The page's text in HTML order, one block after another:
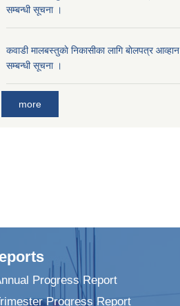
सम्बन्धी सूचना ।
कवाडी मालबस्तुकाे निकासीका लागि बाेलपत्र आव्हान
सम्बन्धी सूचना ।
more
Progress Report
Progress Report